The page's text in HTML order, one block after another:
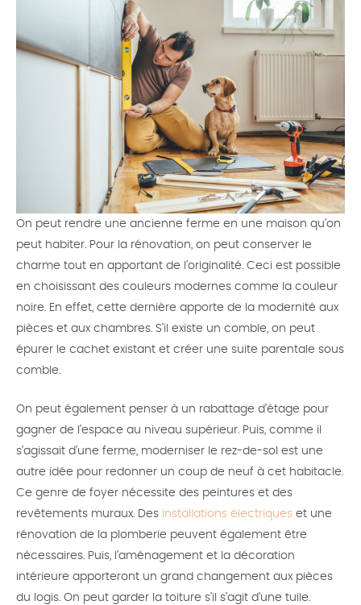
On peut rendre une ancienne ferme en une maison qu’on
peut habiter. Pour la rénovation, on peut conserver le
charme tout en apportant de l’originalité. Ceci est possible
en choisissant des couleurs modernes comme la couleur
noire. En effet, cette dernière apporte de la modernité aux
pièces et aux chambres. S’il existe un comble, on peut
épurer le cachet existant et créer une suite parentale sous
comble.
On peut également penser à un rabattage d’étage pour
gagner de l’espace au niveau supérieur. Puis, comme il
s’agissait d’une ferme, moderniser le rez-de-sol est une
autre idée pour redonner un coup de neuf à cet habitacle.
Ce genre de foyer nécessite des peintures et des
revêtements muraux. Des installations électriques et une
rénovation de la plomberie peuvent également être
nécessaires. Puis, l’aménagement et la décoration
intérieure apporteront un grand changement aux pièces
du logis. On peut garder la toiture s’il s’agit d’une tuile.